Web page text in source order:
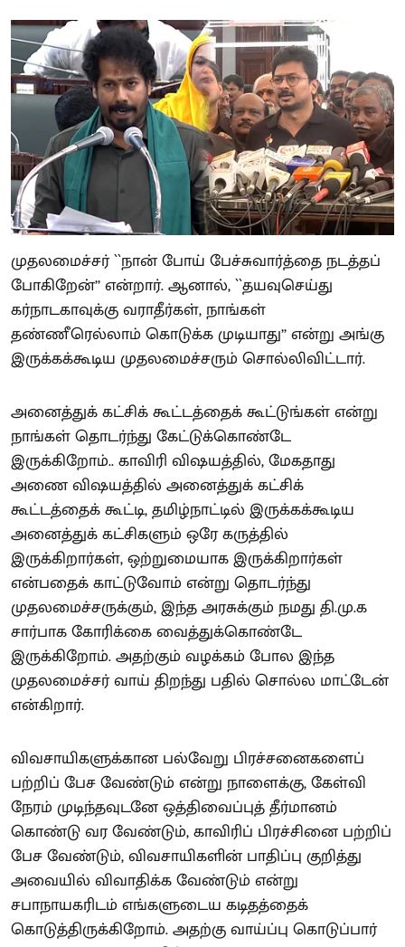
முதலமைச்சர் ``நான் போய் பேச்சுவார்த்தை நடத்தப்
போகிறேன்’’ என்றார். ஆனால், ``தயவுசெய்து
கர்நாடகாவுக்கு வராதீர்கள், நாங்கள்
தண்ணீரெல்லாம் கொடுக்க முடியாது’’ என்று அங்கு
இருக்கக்கூடிய முதலமைச்சரும் சொல்லிவிட்டார்.
அனைத்துக் கட்சிக் கூட்டத்தைக் கூட்டுங்கள் என்று
நாங்கள் தொடர்ந்து கேட்டுக்கொண்டே
இருக்கிறோம்.. காவிரி விஷயத்தில், மேகதாது
அணை விஷயத்தில் அனைத்துக் கட்சிக்
கூட்டத்தைக் கூட்டி, தமிழ்நாட்டில் இருக்கக்கூடிய
அனைத்துக் கட்சிகளும் ஒரே கருத்தில்
இருக்கிறார்கள், ஒற்றுமையாக இருக்கிறார்கள்
என்பதைக் காட்டுவோம் என்று தொடர்ந்து
முதலமைச்சருக்கும், இந்த அரசுக்கும் நமது தி.மு.க
சார்பாக கோரிக்கை வைத்துக்கொண்டே
இருக்கிறோம். அதற்கும் வழக்கம் போல இந்த
முதலமைச்சர் வாய் திறந்து பதில் சொல்ல மாட்டேன்
என்கிறார்.
விவசாயிகளுக்கான பல்வேறு பிரச்சனைகளைப்
பற்றிப் பேச வேண்டும் என்று நாளைக்கு, கேள்வி
நேரம் முடிந்தவுடனே ஒத்திவைப்புத் தீர்மானம்
கொண்டு வர வேண்டும், காவிரிப் பிரச்சினை பற்றிப்
பேச வேண்டும், விவசாயிகளின் பாதிப்பு குறித்து
அவையில் விவாதிக்க வேண்டும் என்று
சபாநாயகரிடம் எங்களுடைய கடிதத்தைக்
கொடுத்திருக்கிறோம். அதற்கு வாய்ப்பு கொடுப்பார்